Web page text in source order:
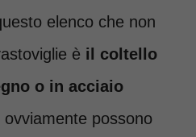
elenco che non
è il coltello
o in acciaio
ovviamente possono